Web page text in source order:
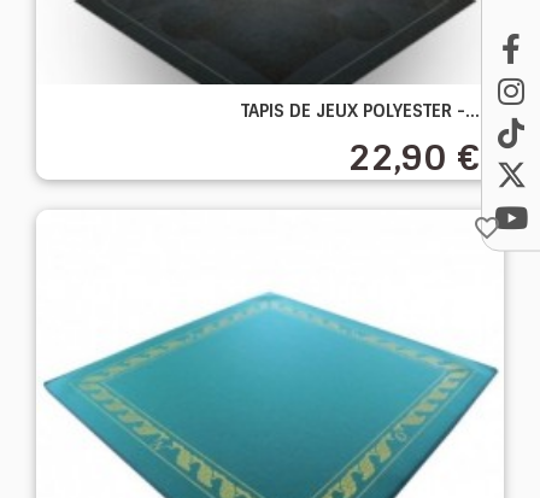
TAPIS DE JEUX POLYESTER -...
22,90 €
favorite_border